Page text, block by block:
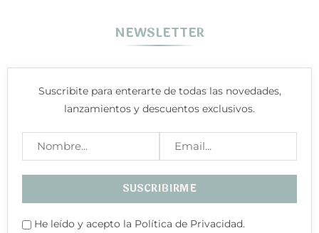
NEWSLETTER
Suscribite para enterarte de todas las novedades,
lanzamientos y descuentos exclusivos.
He leído y acepto la Política de Privacidad.